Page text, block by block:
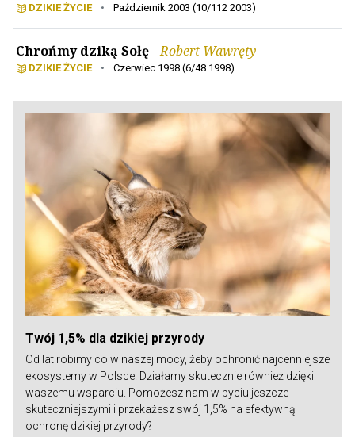
DZIKIE ŻYCIE • Październik 2003 (10/112 2003)
Chrońmy dziką Sołę -Robert Wawręty
DZIKIE ŻYCIE • Czerwiec 1998 (6/48 1998)
Twój 1,5% dla dzikiej przyrody
Od lat robimy co w naszej mocy, żeby ochronić najcenniejsze
ekosystemy w Polsce. Działamy skutecznie również dzięki
waszemu wsparciu. Pomożesz nam w byciu jeszcze
skuteczniejszymi i przekażesz swój 1,5% na efektywną
ochronę dzikiej przyrody?